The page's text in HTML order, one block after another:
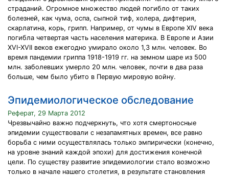
страданий. Огромное множество людей погибло от таких
болезней, как чума, оспа, сыпной тиф, холера, дифтерия,
скарлатина, корь, грипп. Например, от чумы в Европе XIV века
погибла четвертая часть населения материка. В Европе и Азии
XVI-XVII веков ежегодно умирало около 1,3 млн. человек. Во
время пандемии гриппа 1918-1919 гг. на земном шаре из 500
млн. заболевших умерло 20 млн. человек, почти в два раза
больше, чем было убито в Первую мировую войну.
Эпидемиологическое обследование
Реферат, 29 Марта 2012
Чрезвычайно важно подчеркнуть, что хотя смертоносные
эпидемии существовали с незапамятных времен, все равно
борьба с ними осуществлялась только эмпирически (конечно,
на уровне знаний каждой эпохи) для достижения конечной
цели. По существу развитие эпидемиологии стало возможно
только в начале нашего столетия, в результате становления